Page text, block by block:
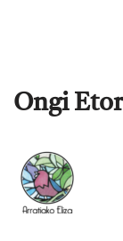
Ongi